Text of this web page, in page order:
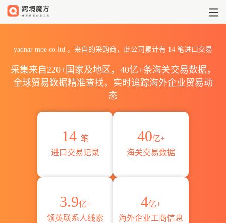
yadnar moe co.ltd.，来自的采购商，此公司累计有 14 笔进口交易
采集来自220+国家及地区，40亿+条海关交易数据，
全球贸易数据精准查找，实时追踪海外企业贸易动
态
14 笔
进口交易记录
40亿+
海关交易数据
3.9亿+
领英联系人线索
4亿+
海外企业工商信息